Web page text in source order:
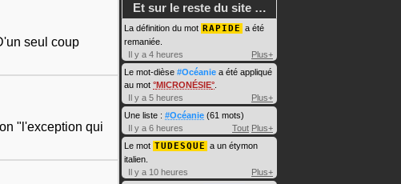
seul coup
"l'exception qui
Et sur le reste du site …
La définition du mot RAPIDE a été
remaniée.
Il y a 4 heures
Plus+
Le mot-dièse #Océanie a été appliqué
au mot MICRONÉSIE
Il y a 5 heures
Plus+
Une liste : #Océanie (61 mots)
Il y a 6 heures
Tout Plus+
Le mot TUDESQUE a un étymon
italien.
Il y a 10 heures
Plus+